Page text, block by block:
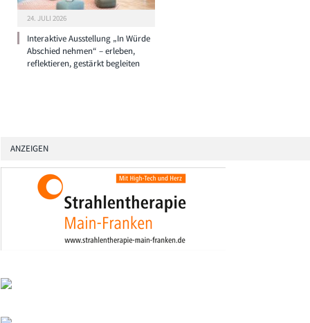
24. JULI 2026
Interaktive Ausstellung „In Würde
Abschied nehmen“ – erleben,
reflektieren, gestärkt begleiten
ANZEIGEN